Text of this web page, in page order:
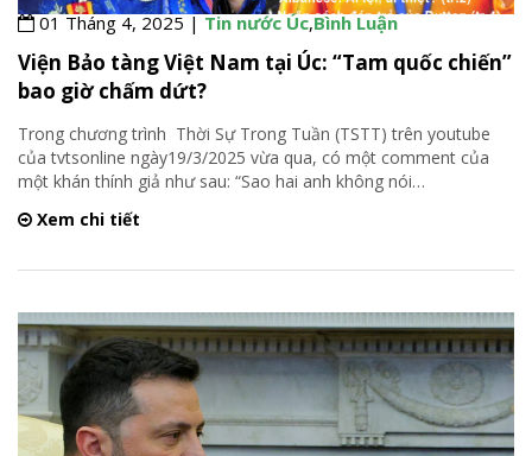
01 Tháng 4, 2025 |Tin nước Úc,Bình Luận
Viện Bảo tàng Việt Nam tại Úc: “Tam quốc chiến”
bao giờ chấm dứt?
Trong chương trình Thời Sự Trong Tuần (TSTT) trên youtube
của tvtsonline ngày19/3/2025 vừa qua, có một comment của
một khán thính giả như sau: “Sao hai anh không nói…
Xem chi tiết